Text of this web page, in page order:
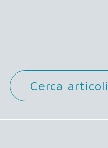
Cerca articoli